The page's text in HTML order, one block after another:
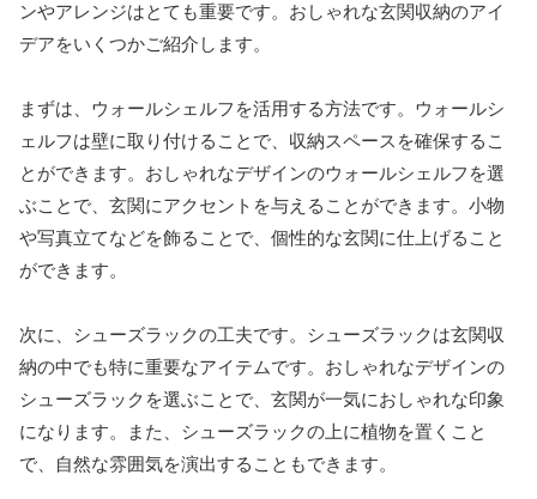
ンやアレンジはとても重要です。おしゃれな玄関収納のアイ
デアをいくつかご紹介します。
まずは、ウォールシェルフを活用する方法です。ウォールシ
ェルフは壁に取り付けることで、収納スペースを確保するこ
とができます。おしゃれなデザインのウォールシェルフを選
ぶことで、玄関にアクセントを与えることができます。小物
や写真立てなどを飾ることで、個性的な玄関に仕上げること
ができます。
次に、シューズラックの工夫です。シューズラックは玄関収
納の中でも特に重要なアイテムです。おしゃれなデザインの
シューズラックを選ぶことで、玄関が一気におしゃれな印象
になります。また、シューズラックの上に植物を置くこと
で、自然な雰囲気を演出することもできます。